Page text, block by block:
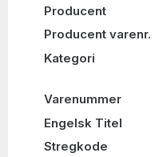
Producent
Producent varenr.
Kategori
Varenummer
Engelsk Titel
Stregkode